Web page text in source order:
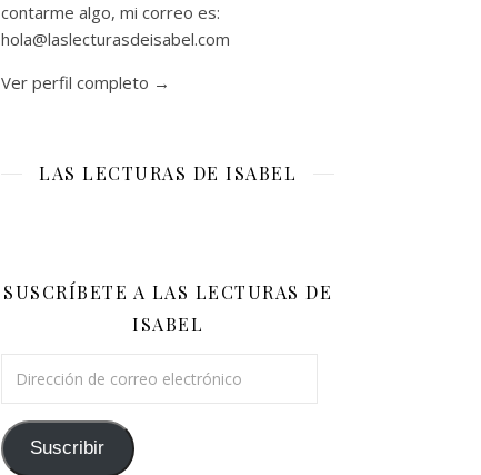
contarme algo, mi correo es:
hola@laslecturasdeisabel.com
Ver perfil completo →
LAS LECTURAS DE ISABEL
SUSCRÍBETE A LAS LECTURAS DE
ISABEL
Suscribir